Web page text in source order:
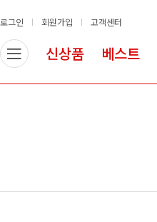
로그인 회원가입 고객센터
신상품 베스트